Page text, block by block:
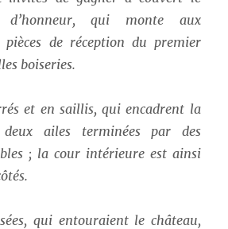
d’honneur, qui monte aux
pièces de réception du premier
boiseries.
et en saillis, qui encadrent la
deux ailes terminées par des
; la cour intérieure est ainsi
qui entouraient le château,